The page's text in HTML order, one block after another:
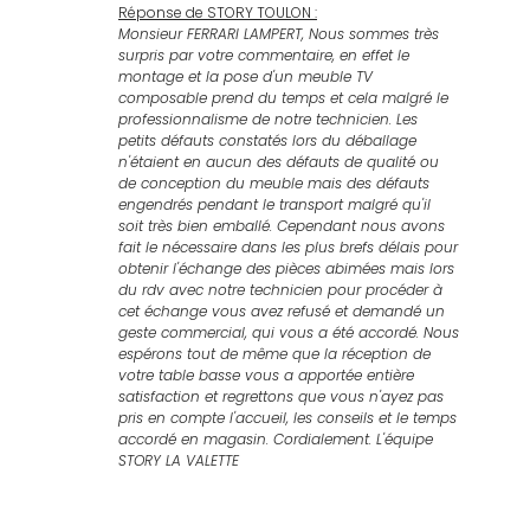
Réponse de STORY TOULON :
Monsieur FERRARI LAMPERT, Nous sommes très
surpris par votre commentaire, en effet le
montage et la pose d'un meuble TV
composable prend du temps et cela malgré le
professionnalisme de notre technicien. Les
petits défauts constatés lors du déballage
n'étaient en aucun des défauts de qualité ou
de conception du meuble mais des défauts
engendrés pendant le transport malgré qu'il
soit très bien emballé. Cependant nous avons
fait le nécessaire dans les plus brefs délais pour
obtenir l'échange des pièces abimées mais lors
du rdv avec notre technicien pour procéder à
cet échange vous avez refusé et demandé un
geste commercial, qui vous a été accordé. Nous
espérons tout de même que la réception de
votre table basse vous a apportée entière
satisfaction et regrettons que vous n'ayez pas
pris en compte l'accueil, les conseils et le temps
accordé en magasin. Cordialement. L'équipe
STORY LA VALETTE